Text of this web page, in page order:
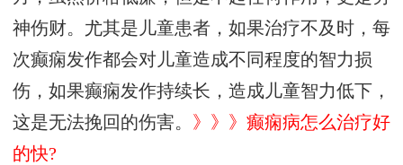
神伤财。尤其是儿童患者，如果治疗不及时，每
次癫痫发作都会对儿童造成不同程度的智力损
伤，如果癫痫发作持续长，造成儿童智力低下，
这是无法挽回的伤害。 》》》癫痫病怎么治疗好
的快?